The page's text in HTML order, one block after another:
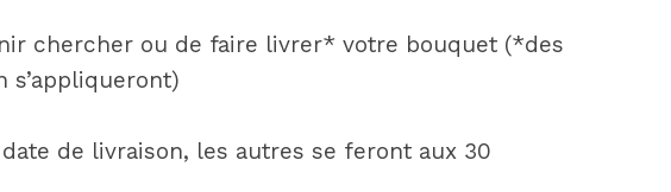
chercher ou de faire livrer* votre bouquet (*des
s’appliqueront)
de livraison, les autres se feront aux 30